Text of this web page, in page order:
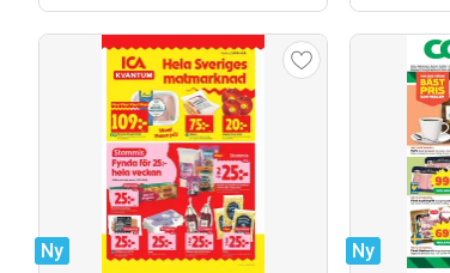
Ny
Ny